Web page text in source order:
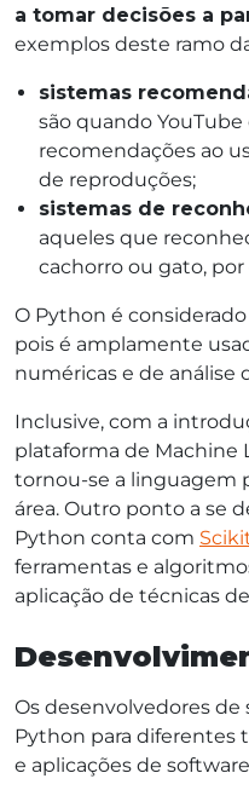
a tomar decisões a
exemplos deste ramo
sistemas
são quando
recomendações ao
de reproduções;
sistemas de
aqueles que
cachorro ou gato,
O Python é
pois é amplamente
numéricas e de análise
Inclusive, com a
plataforma de Machine
tornou-se a linguagem
área. Outro ponto a se
Python conta com
ferramentas e
aplicação de técnicas
Os desenvolvedores
Python para diferentes
e aplicações de